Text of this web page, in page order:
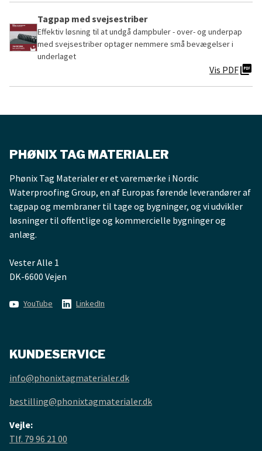
Tagpap med svejsestriber
Effektiv løsning til at undgå dampbuler - over- og underpap
med svejsestriber optager nemmere små bevægelser i
underlaget
Vis PDFpicture_as_pdf
PHØNIX TAG MATERIALER
Phønix Tag Materialer er et varemærke i Nordic
Waterproofing Group, en af Europas førende leverandører af
tagpap og membraner til tage og bygninger, og vi udvikler
løsninger til offentlige og kommercielle bygninger og
anlæg.
Vester Alle 1
DK-6600 Vejen
YouTube LinkedIn
KUNDESERVICE
info@phonixtagmaterialer.dk
bestilling@phonixtagmaterialer.dk
Vejle:
Tlf. 79 96 21 00